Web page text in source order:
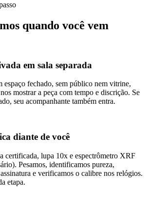
quando você vem
em sala separada
espaço fechado, sem público nem vitrine,
mostrar a peça com tempo e discrição. Se
seu acompanhante também entra.
diante de você
certificada, lupa 10x e espectrômetro XRF
Pesamos, identificamos pureza,
e verificamos o calibre nos relógios.
etapa.